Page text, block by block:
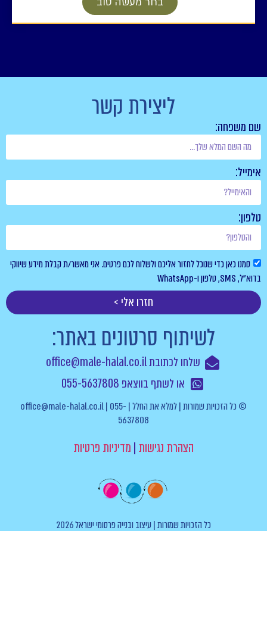
ליצירת קשר
כדי שנוכל לחזור אליכם ולשלוח לכם פרטים. אני מאשר/ת קבלת מידע שיווקי
חזרו אלי >
לשיתוף סרטונים באתר:
שלחו לכתובת office@male-halal.co.il
או לשתף בווצאפ 055-5637808
© כל הזכויות שמורות | למלא את החלל | office@male-halal.co.il | 055-
הצהרת נגישות| מדיניות פרטיות
כל הזכויות שמורות | עיצוב ובנייה פרסומי ישראל 2026